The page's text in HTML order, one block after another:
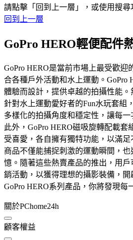
請點擊「回到上一層」，或使用搜尋
回到上一層
GoPro HERO輕便配件
GoPro HERO是當前市場上最受歡迎
合各種戶外活動和水上運動。GoPro
體驗而設計，提供卓越的拍攝性能
針對水上運動愛好者的Fun水玩套組
多樣化的拍攝角度和穩定性，讓每一
此外，GoPro HERO磁吸旋轉配載套
受喜愛，各自擁有獨特功能，以滿
商品不僅能捕捉刺激的運動瞬間，
憶。隨著這些熱賣產品的推出，用
銷活動，以獲得理想的攝影裝備，
GoPro HERO系列產品，你將發現每
關於PChome24h
顧客權益